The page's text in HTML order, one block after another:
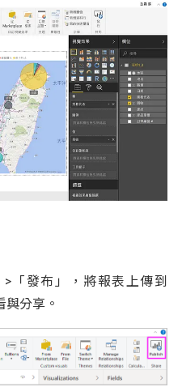
「發布」，將報表上傳到
與分享。